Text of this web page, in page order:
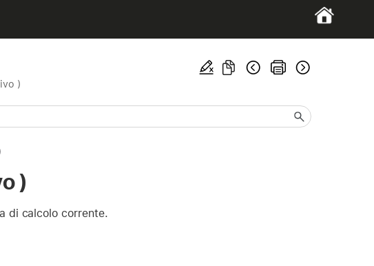
)
)
di calcolo corrente.